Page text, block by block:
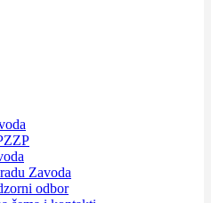
Zavoda
odbor